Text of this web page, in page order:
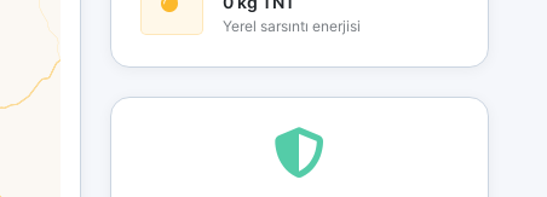
Yerel sarsıntı enerjisi